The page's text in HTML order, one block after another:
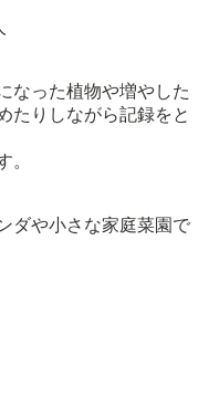
なった植物や増やした
たりしながら記録をと
。
ダや小さな家庭菜園で